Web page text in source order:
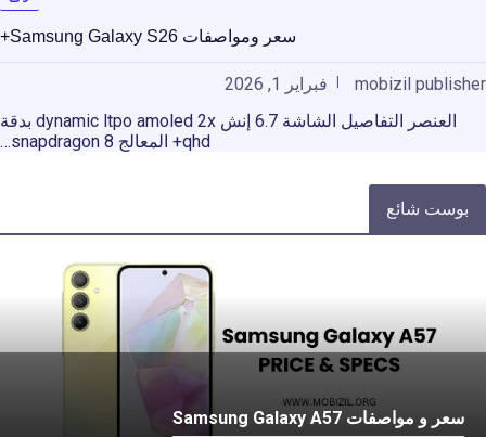
سعر ومواصفات Samsung Galaxy S26+
mobizil publisher
فبراير 1, 2026
العنصر التفاصيل الشاشة 6.7 إنش dynamic ltpo amoled 2x بدقة
qhd+ المعالج snapdragon 8…
بوست شائع
سعر و مواصفات Samsung Galaxy A57